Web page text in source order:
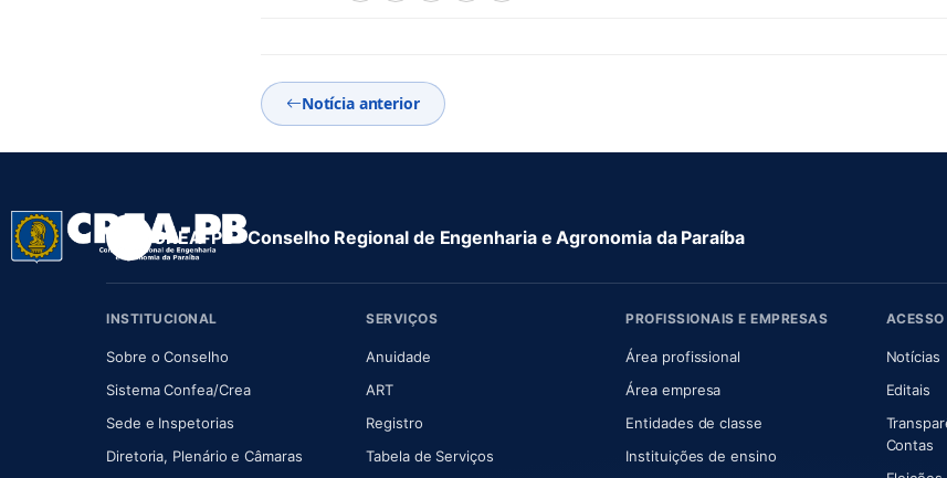
Notícia anterior
CREA-PB · Conselho Regional de Engenharia e Agronomia da Paraíba
INSTITUCIONAL
Sobre o Conselho(abre em nova aba)
Sistema Confea/Crea(abre em nova aba)
Sede e Inspetorias
Diretoria, Plenário e Câmaras(abre em nova aba)
SERVIÇOS
Anuidade(abre em nova aba)
ART(abre em nova aba)
Registro
Tabela de Serviços
PROFISSIONAIS E EMPRESAS
Área profissional
Área empresa
Entidades de classe
Instituições de ensino
Notícias
Editais
Contas